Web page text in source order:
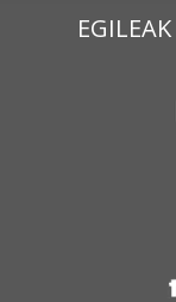
EGILEAK